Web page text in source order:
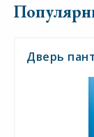
Дверь